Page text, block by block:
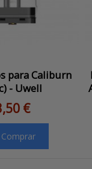
para Caliburn
- Uwell
€